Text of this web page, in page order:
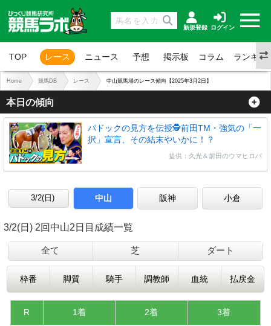
新規登録 ログイン
TOP レース ニュース 予想 掲示板 コラム ランキン
Home 競馬DB レース 中山競馬場のレース傾向【2025年3月2日】
本日の傾向
パドックの見方を伝授🕵前田TM・強気の「一
択」宣言、その結末やいかに！？
提供：久光＆前田のウマヒロバ
中山 阪神 小倉
3/2(日) 2回中山2日目成績一覧
全て 芝 ダート
枠番 脚質 騎手 調教師 血統 払戻金
R 1着 2着 3着